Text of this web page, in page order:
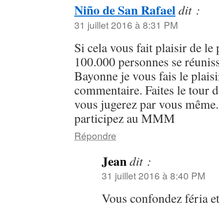
Niño de San Rafaeldit :
31 juillet 2016 à 8:31 PM
Si cela vous fait plaisir de le
100.000 personnes se
Bayonne je vous fais le
commentaire. Faites le tour
vous jugerez par vous
participez au MMM
Répondre
Jeandit :
31 juillet 2016 à 8:40 PM
Vous confondez féria